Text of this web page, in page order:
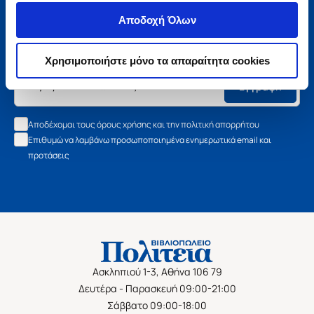
Αποδοχή Όλων
Χρησιμοποιήστε μόνο τα απαραίτητα cookies
Μάθετε τα νέα της Πολιτείας
Εγγραφείτε στο newsletter μας και μάθετε πρώτοι όλα τα
νέα βιβλία, τις εξαιρετικές τιμές και τις εκδηλώσεις μας.
Εγγραφή
Αποδέχομαι τους όρους χρήσης και την πολιτική απορρήτου
Επιθυμώ να λαμβάνω προσωποποιημένα ενημερωτικά email και
προτάσεις
Ασκληπιού 1-3, Αθήνα 106 79
Δευτέρα - Παρασκευή 09:00-21:00
Σάββατο 09:00-18:00